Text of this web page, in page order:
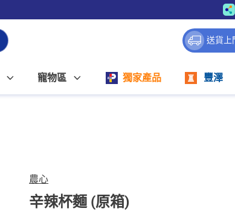
送貨上
寵物區 獨家產品 豐澤
農心
辛辣杯麵 (原箱)